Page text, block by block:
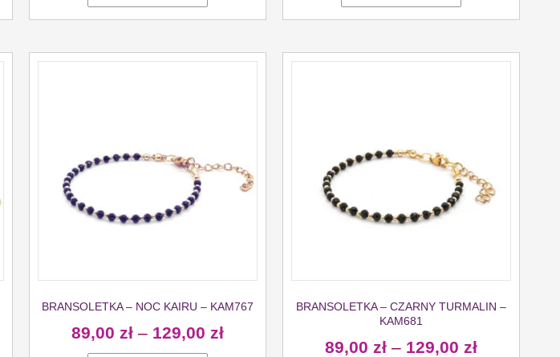
BRANSOLETKA – NOC KAIRU – KAM767
89,00 zł – 129,00 zł
BRANSOLETKA – CZARNY TURMALIN –
KAM681
89,00 zł – 129,00 zł